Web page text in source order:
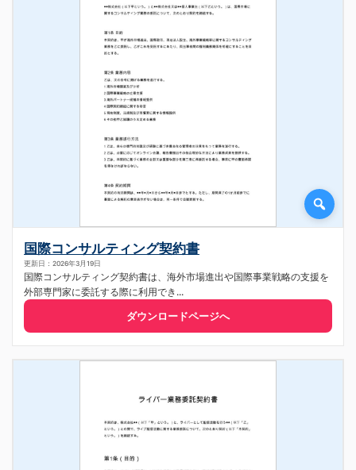
国際コンサルティング契約書
更新日：2026年3月19日
国際コンサルティング契約書は、海外市場進出や国際事業戦略の支援を
外部専門家に委託する際に利用でき...
ダウンロードページへ